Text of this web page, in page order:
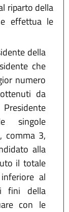
riparto della
effettua le
della
che
numero
da
singole
comma 3,
alla
il totale
al
fini della
con le